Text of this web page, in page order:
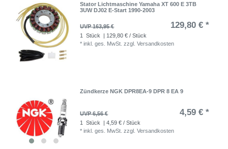
Stator Lichtmaschine Yamaha XT 600 E 3TB
3UW DJ02 E-Start 1990-2003
UVP 163,95 € 129,80 € *
1 Stück
| 129,80 € / Stück
*inkl. ges. MwSt. zzgl.Versandkosten
Zündkerze NGK DPR8EA-9 DPR 8 EA 9
UVP 6,56 € 4,59 € *
1 Stück
| 4,59 € / Stück
*inkl. ges. MwSt. zzgl.Versandkosten